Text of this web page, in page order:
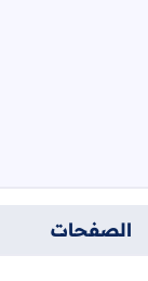
الصفحات